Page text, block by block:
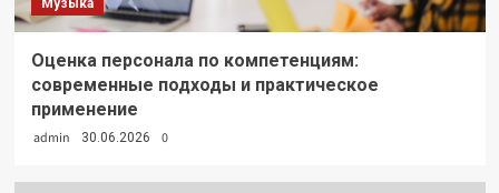
Музыка
Оценка персонала по компетенциям:
современные подходы и практическое
применение
admin 30.06.2026 0